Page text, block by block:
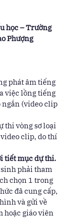
học – Trường
Phượng
phát âm tiếng
việc lồng tiếng
ngắn (video clip
thi vòng sơ loại
clip, do thí
tiết mục dự thi.
sinh phải tham
chọn 1 trong
đã cung cấp,
và gửi về
hoặc giáo viên